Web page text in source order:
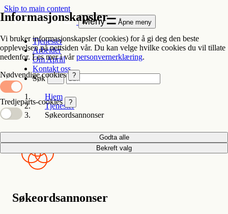
Skip to main content
Meny Åpne meny
Tjenester
Arbeider
Om Apriil
Kontakt oss
Søk
Hjem
Tjenester
Søkeordsannonser
Søkeordsannonser
Informasjonskapsler
Vi bruker informasjonskapsler (cookies) for å gi deg den beste
opplevelsen på nettsiden vår. Du kan velge hvilke cookies du vil tillate
nedenfor. Les mer i vårpersonvernerklæring.
Nødvendige cookies ?
Tredjeparts-cookies ?
Godta alle
Bekreft valg